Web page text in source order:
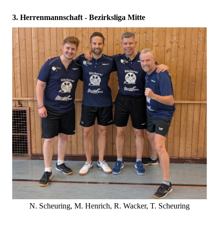
3. Herrenmannschaft - Bezirksliga Mitte
N. Scheuring, M. Henrich, R. Wacker, T. Scheuring